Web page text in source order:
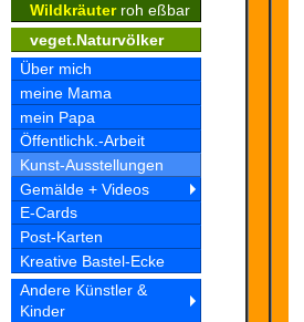
Wildkräuterroh eßbar
veget.Naturvölker
Über mich
meine Mama
mein Papa
Öffentlichk.-Arbeit
Kunst-Ausstellungen
Gemälde + Videos
E-Cards
Post-Karten
Kreative Bastel-Ecke
Andere Künstler &
Kinder